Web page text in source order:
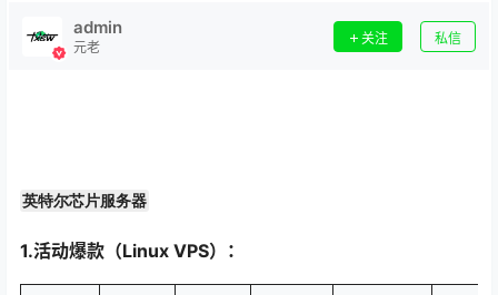
admin
元老
关注 私信
英特尔芯片服务器
1.活动爆款（Linux VPS）：